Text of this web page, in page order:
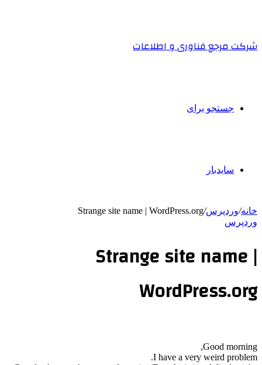
شرکت مرجع فناوری و اطلاعات
جستجو برای
سایدبار
خانه/وردپرس/
Strange site name | WordPress.org
وردپرس
Strange site name |
WordPress.org
Good morning,
I have a very weird problem.